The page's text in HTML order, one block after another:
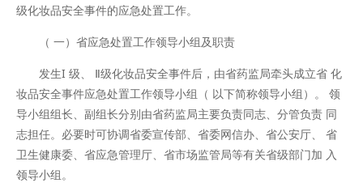
级化妆品安全事件的应急处置工作。
（ 一）省应急处置工作领导小组及职责
发生I 级、 Ⅱ级化妆品安全事件后，由省药监局牵头成立省 化
妆品安全事件应急处置工作领导小组（ 以下简称领导小组）。 领
导小组组长、副组长分别由省药监局主要负责同志、分管负责 同
志担任。必要时可协调省委宣传部、省委网信办、省公安厅、 省
卫生健康委、省应急管理厅、省市场监管局等有关省级部门加 入
领导小组。